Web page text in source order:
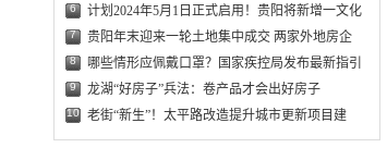
6 计划2024年5月1日正式启用！贵阳将新增一文化
7 贵阳年末迎来一轮土地集中成交 两家外地房企
8 哪些情形应佩戴口罩？国家疾控局发布最新指引
9 龙湖“好房子”兵法：卷产品才会出好房子
10 老街“新生”！太平路改造提升城市更新项目建